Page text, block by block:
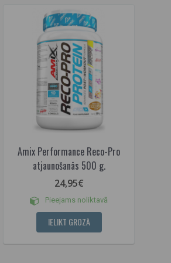
Amix Performance Reco-Pro
atjaunošanās 500 g.
24,95€
Pieejams noliktavā
IELIKT GROZĀ